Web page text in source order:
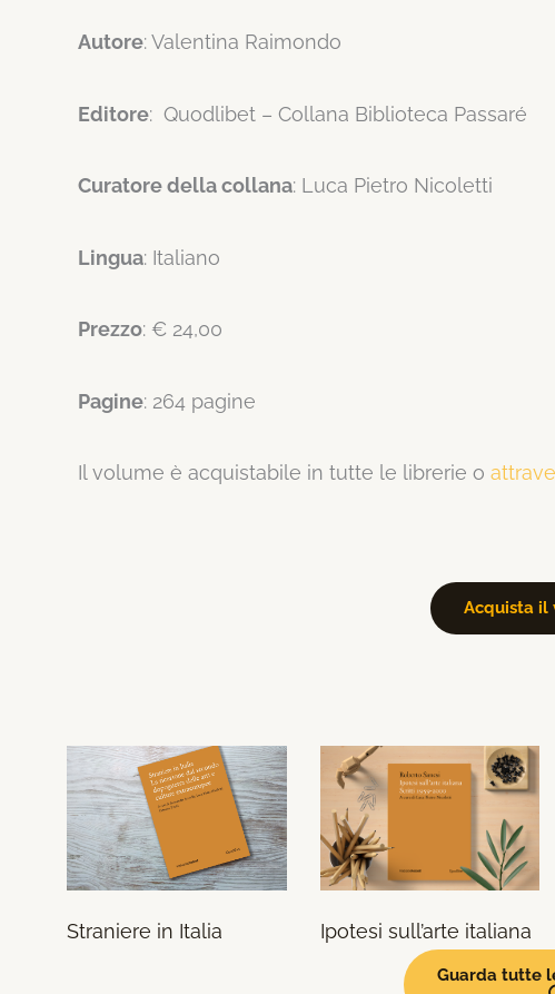
Autore: Valentina Raimondo
Editore: Quodlibet – Collana Biblioteca Passaré
Curatore della collana: Luca Pietro Nicoletti
Lingua: Italiano
Prezzo: € 24,00
Pagine: 264 pagine
Il volume è acquistabile in tutte le librerie o
Acquista il
Straniere in Italia Ipotesi sull’arte italiana
Guarda tutte